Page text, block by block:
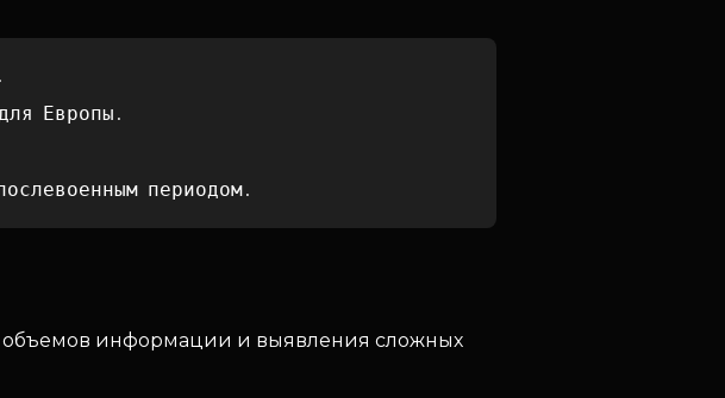
Европы.
периодом.
объемов информации и выявления сложных